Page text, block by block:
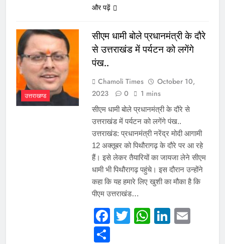
और पढ़ें
उत्तराखण्ड
सीएम धामी बोले प्रधानमंत्री के दौरे
से उत्तराखंड में पर्यटन को लगेंगे
पंख..
Chamoli Times
October 10,
2023
0 1 mins
सीएम धामी बोले प्रधानमंत्री के दौरे से
उत्तराखंड में पर्यटन को लगेंगे पंख..
उत्तराखंड: प्रधानमंत्री नरेंद्र मोदी आगामी
12 अक्तूबर को पिथौरागढ़ के दौरे पर आ रहे
हैं। इसे लेकर तैयारियों का जायजा लेने सीएम
धामी भी पिथौरागढ़ पहुंचे। इस दौरान उन्होंने
कहा कि यह हमारे लिए खुशी का मौका है कि
पीएम उत्तराखंड…
Facebook
TwitterWhatsApp